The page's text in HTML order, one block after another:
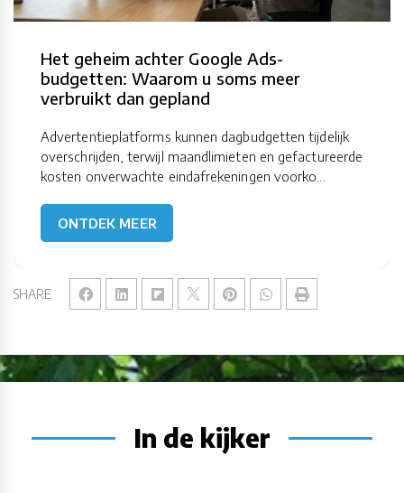
SHARE
Het geheim achter Google Ads-
budgetten: Waarom u soms meer
verbruikt dan gepland
Advertentieplatforms kunnen dagbudgetten tijdelijk
overschrijden, terwijl maandlimieten en gefactureerde
kosten onverwachte eindafrekeningen voorko...
ONTDEK MEER
In de kijker